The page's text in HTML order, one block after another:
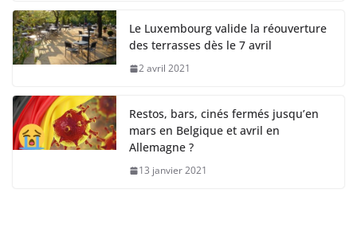
Le Luxembourg valide la réouverture
des terrasses dès le 7 avril
2 avril 2021
Restos, bars, cinés fermés jusqu’en
mars en Belgique et avril en
Allemagne ?
13 janvier 2021